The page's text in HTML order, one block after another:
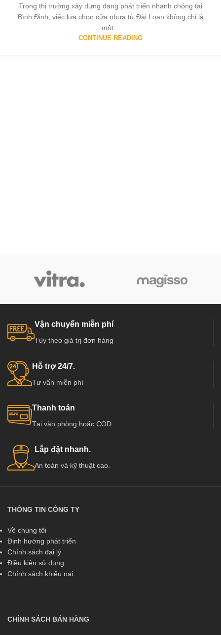
Trong thị trường xây dựng đang phát triển nhanh chóng tại
Bình Định, việc lựa chọn cửa nhựa từ Đài Loan không chỉ là
một...
CONTINUE READING
Vận chuyển miễn phí
Tùy theo giá trị đơn hàng
Hỗ trợ 24/7.
Tư vấn miễn phí
Thanh toán
Tại văn phòng hoặc COD
Lắp đặt nhanh.
An toàn và kỹ thuật cao.
THÔNG TIN CÔNG TY
Về chúng tôi
Định hướng phát triển
Chính sách đại lý
Điều kiện sử dụng
Chính sách khiếu nại
CHÍNH SÁCH BÁN HÀNG